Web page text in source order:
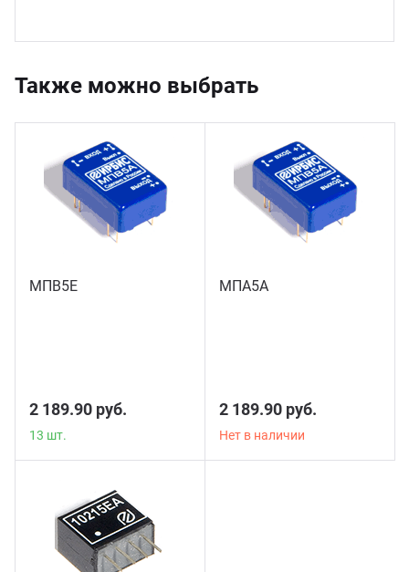
Также можно выбрать
МПВ5Е
2 189.90 руб.
13 шт.
МПА5А
2 189.90 руб.
Нет в наличии